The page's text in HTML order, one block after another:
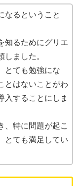
なるということ
知るためにグリエ
ました。
とても勉強にな
とはないことがわ
入することにしま
、特に問題が起こ
とても満足してい